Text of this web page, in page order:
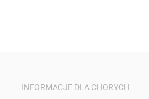
INFORMACJE DLA CHORYCH